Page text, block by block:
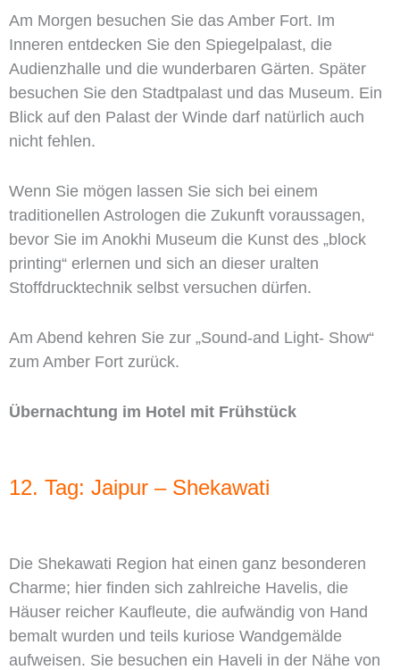
Am Morgen besuchen Sie das Amber Fort. Im
Inneren entdecken Sie den Spiegelpalast, die
Audienzhalle und die wunderbaren Gärten. Später
besuchen Sie den Stadtpalast und das Museum. Ein
Blick auf den Palast der Winde darf natürlich auch
nicht fehlen.
Wenn Sie mögen lassen Sie sich bei einem
traditionellen Astrologen die Zukunft voraussagen,
bevor Sie im Anokhi Museum die Kunst des „block
printing“ erlernen und sich an dieser uralten
Stoffdrucktechnik selbst versuchen dürfen.
Am Abend kehren Sie zur „Sound-and Light- Show“
zum Amber Fort zurück.
Übernachtung im Hotel mit Frühstück
12. Tag: Jaipur – Shekawati
Die Shekawati Region hat einen ganz besonderen
Charme; hier finden sich zahlreiche Havelis, die
Häuser reicher Kaufleute, die aufwändig von Hand
bemalt wurden und teils kuriose Wandgemälde
aufweisen. Sie besuchen ein Haveli in der Nähe von